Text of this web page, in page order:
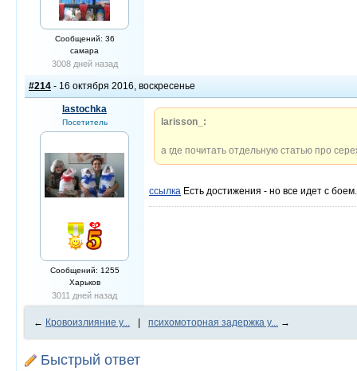
Сообщений: 36
самара
3008 дней назад
#214 - 16 октября 2016, воскресенье
lastochka
Посетитель
Сообщений: 1255
Харьков
3011 дней назад
larisson_:
а где почитать отдельную статью про
ссылка Есть достижения - но все идет с
← Кровоизлияние у... психомоторная задержка у... →
Быстрый ответ